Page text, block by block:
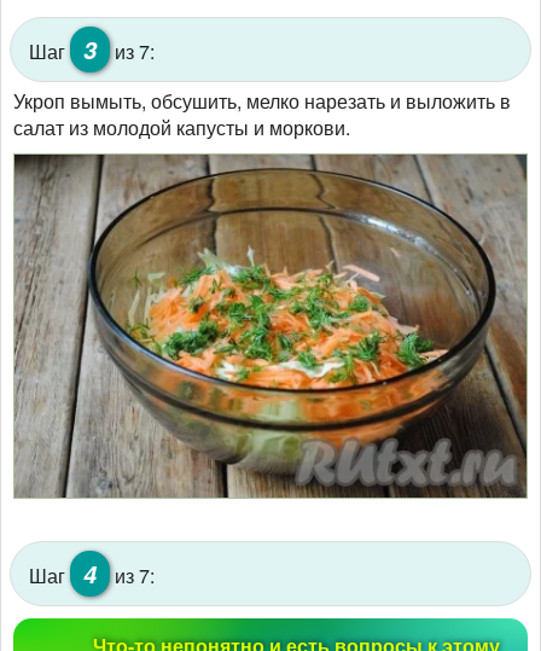
Шаг 3
из 7:
Укроп вымыть, обсушить, мелко нарезать и выложить в
салат из молодой капусты и моркови.
Шаг 4 из 7: